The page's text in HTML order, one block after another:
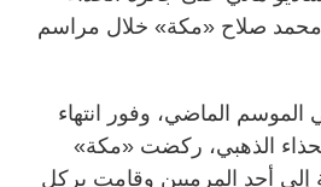
صلاح «مكة» خلال مراسم
الموسم الماضي، وفور انتهاء
الذهبي، ركضت «مكة»
أحد المرميين وقامت بركل